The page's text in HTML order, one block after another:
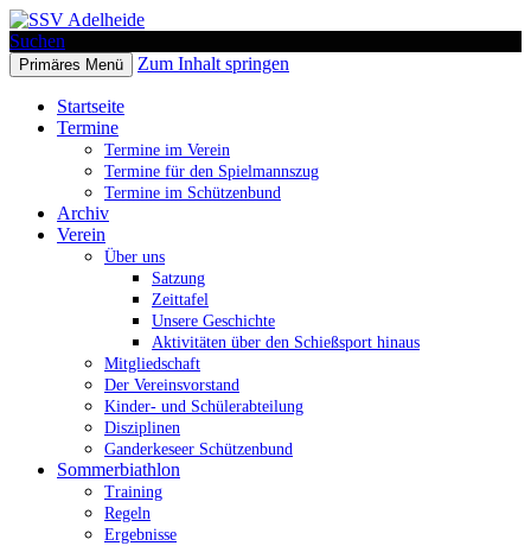
SSV Adelheide
Suchen
Primäres Menü Zum Inhalt springen
Startseite
Termine
Termine im Verein
Termine für den Spielmannszug
Termine im Schützenbund
Archiv
Verein
Über uns
Satzung
Zeittafel
Unsere Geschichte
Aktivitäten über den Schießsport hinaus
Mitgliedschaft
Der Vereinsvorstand
Kinder- und Schülerabteilung
Disziplinen
Ganderkeseer Schützenbund
Sommerbiathlon
Training
Regeln
Ergebnisse